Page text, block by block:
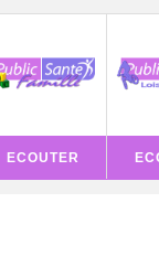
ECOUTER